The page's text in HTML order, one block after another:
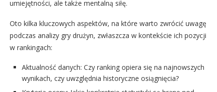
umiejętności, ale także mentalną siłę.
Oto kilka kluczowych aspektów, na które warto zwrócić uwagę
podczas analizy gry drużyn, zwłaszcza w kontekście ich pozycji
w rankingach:
Aktualność danych: Czy ranking opiera się na najnowszych
wynikach, czy uwzględnia historyczne osiągnięcia?